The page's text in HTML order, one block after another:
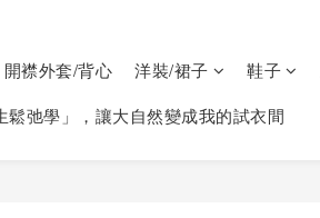
開襟外套/背心 洋裝/裙子 鞋子
弛學」，讓大自然變成我的試衣間